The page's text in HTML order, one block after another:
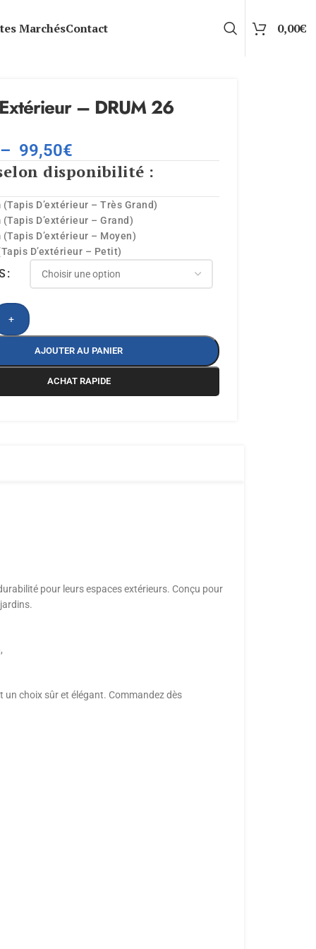
MarchésContact 0,00€
– DRUM 26
– 99,50€
disponibilité :
(Tapis D’extérieur – Très Grand)
(Tapis D’extérieur – Grand)
(Tapis D’extérieur – Moyen)
D’extérieur – Petit)
+
AJOUTER AU PANIER
ACHAT RAPIDE
pour leurs espaces extérieurs. Conçu pour
un choix sûr et élégant. Commandez dès